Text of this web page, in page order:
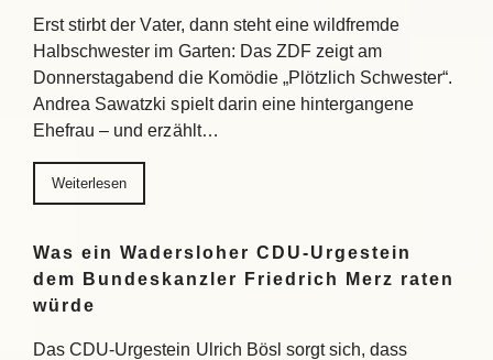
Erst stirbt der Vater, dann steht eine wildfremde
Halbschwester im Garten: Das ZDF zeigt am
Donnerstagabend die Komödie „Plötzlich Schwester“.
Andrea Sawatzki spielt darin eine hintergangene
Ehefrau – und erzählt…
Weiterlesen
Was ein Wadersloher CDU-Urgestein
dem Bundeskanzler Friedrich Merz raten
würde
Das CDU-Urgestein Ulrich Bösl sorgt sich, dass